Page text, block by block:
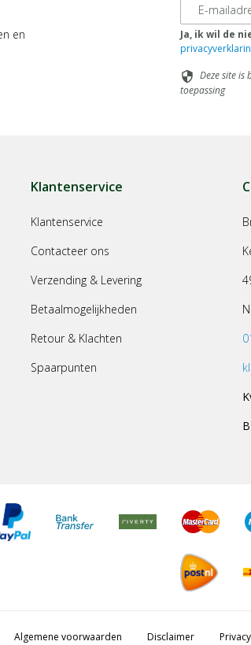
en
Ja, ik wil de
security Deze site is
toepassing
Klantenservice
Klantenservice
Contacteer ons
Verzending & Levering
Betaalmogelijkheden
Retour & Klachten
Spaarpunten
Algemene voorwaarden Disclaimer